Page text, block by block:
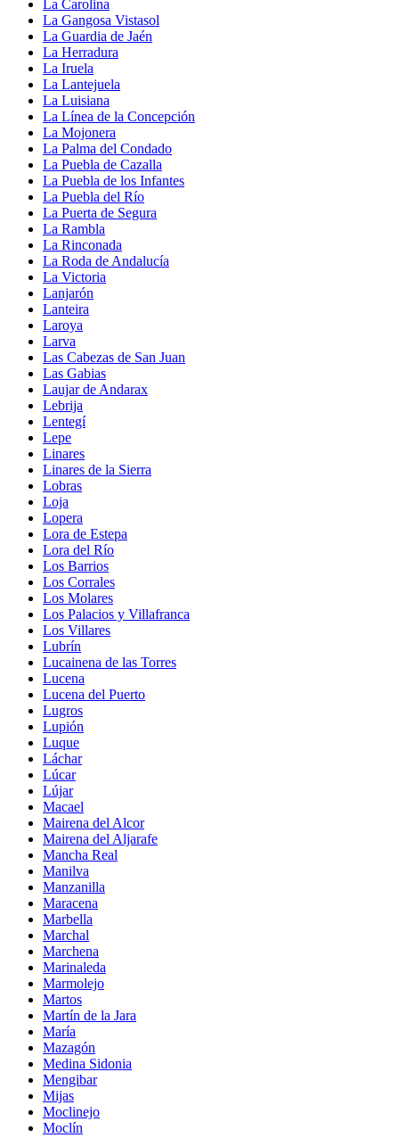
La Carolina
La Gangosa Vistasol
La Guardia de Jaén
La Herradura
La Iruela
La Lantejuela
La Luisiana
La Línea de la Concepción
La Mojonera
La Palma del Condado
La Puebla de Cazalla
La Puebla de los Infantes
La Puebla del Río
La Puerta de Segura
La Rambla
La Rinconada
La Roda de Andalucía
La Victoria
Lanjarón
Lanteira
Laroya
Larva
Las Cabezas de San Juan
Las Gabias
Laujar de Andarax
Lebrija
Lentegí
Lepe
Linares
Linares de la Sierra
Lobras
Loja
Lopera
Lora de Estepa
Lora del Río
Los Barrios
Los Corrales
Los Molares
Los Palacios y Villafranca
Los Villares
Lubrín
Lucainena de las Torres
Lucena
Lucena del Puerto
Lugros
Lupión
Luque
Láchar
Lúcar
Lújar
Macael
Mairena del Alcor
Mairena del Aljarafe
Mancha Real
Manilva
Manzanilla
Maracena
Marbella
Marchal
Marchena
Marinaleda
Marmolejo
Martos
Martín de la Jara
María
Mazagón
Medina Sidonia
Mengibar
Mijas
Moclinejo
Moclín